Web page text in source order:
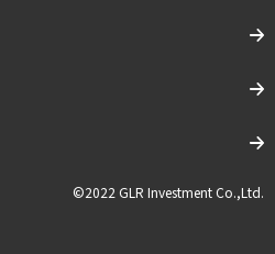
©2022 GLR Investment Co.,Ltd.